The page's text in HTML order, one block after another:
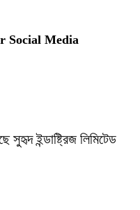
Social Media
সুহৃদ ইন্ডাষ্ট্রিজ লিমিটেড